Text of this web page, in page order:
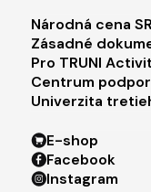
Footer
Národná cena
Zásadné
Pro TRUNI
Centrum
Univerzita
Footer menu
E-shop
Facebook
Instagram